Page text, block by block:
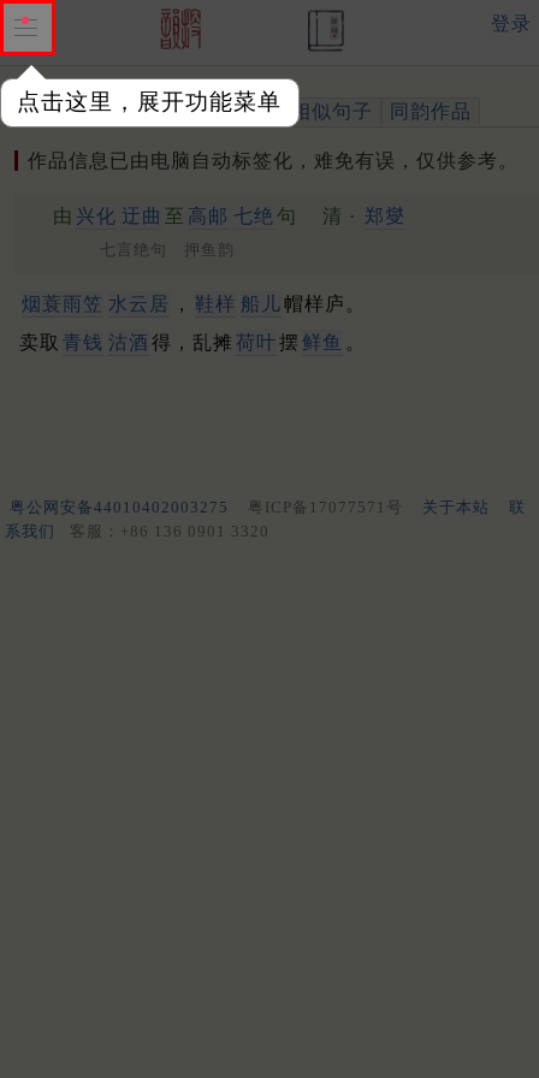
点击这里，展开功能菜单
登录
作品 标注四声 出处、引用 相似句子 同韵作品
作品信息已由电脑自动标签化，难免有误，仅供参考。
由 兴化 迂曲 至 高邮 七绝 句 清 · 郑燮
七言绝句 押鱼韵
烟蓑雨笠 水云居 ， 鞋样 船儿帽样庐。
卖取 青钱 沽酒 得，乱摊 荷叶摆 鲜鱼 。
粤公网安备44010402003275 粤ICP备17077571号 关于本站
联
系我们
客服：+86 136 0901 3320